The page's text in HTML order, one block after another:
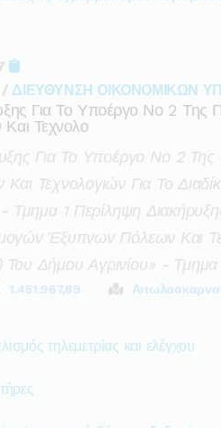
/ ΔΙΕΥΘΥΝΣΗ ΟΙΚΟΝΟΜΙΚΩΝ
Για Το Υποέργο Νο 2
Τεχνολο
Για Το Υποέργο Νο 2
Τεχνολογιών Για Το
Τμημα 1 Περίληψη
Έξυπνων Πόλεων Και
Του Δήμου Αγρινίου» -
1.451.967,89
τηλεμετρίας και ελέγχου